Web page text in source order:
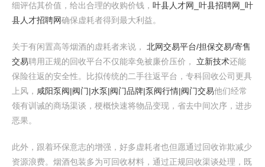
细评估其价值，给出合理的收购价钱， 叶县人才网_叶县招聘网_叶
县人才招聘网确保虚耗者得到最大利益。
关于有闲置高等烟酒的虚耗者来说， 北网交易平台/担保交易/寄售
交易聘用正规的回收平台不仅能幸免被廉价压价， 立新技术还能
保险往返的安全性。比拟传统的二手往返平台，专科回收公司更具
上风， 咸阳泵阀|阀门|水泵|阀门品牌|泵阀行情|阀门交易他们经常
领有训诫的商场渠谈，梗概快速将物品变现，省去中间次序，进步
恶果。
此外，跟着环保意志的增强，好多虚耗者也但愿通过回收诈欺减少
资源浪费。烟酒包装多为可回收材料，通过正规回收渠谈处理，既